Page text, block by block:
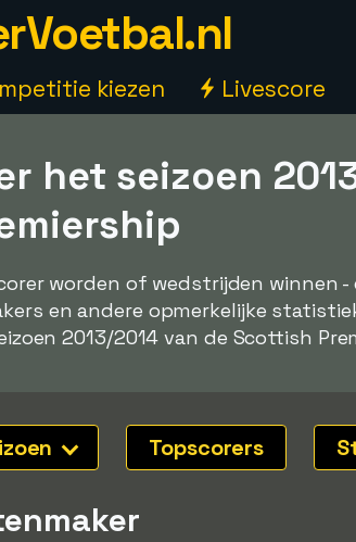
kiezen Livescore
het seizoen
worden of wedstrijden winnen -
en andere opmerkelijke
2013/2014 van de Scottish
Topscorers